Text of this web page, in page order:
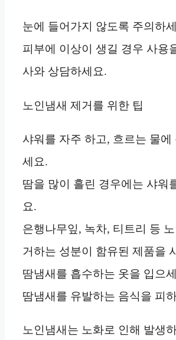
눈에 들어가지 않도록 주의하
피부에 이상이 생길 경우 사용
사와 상담하세요.
노인냄새 제거를 위한 팁
샤워를 자주 하고, 흐르는 물에
세요.
땀을 많이 흘린 경우에는 샤워
요.
은행나무잎, 녹차, 티트리 등
거하는 성분이 함유된 제품을
땀냄새를 흡수하는 옷을 입으
땀냄새를 유발하는 음식을 피
노인냄새는 노화로 인해 발생